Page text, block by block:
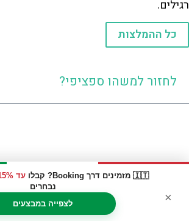
🇮🇹 מזמינים דרך Booking? קבלו עד 15% הנחה
נבחרים
לצפייה במבצעים
×
רגילים.
כל ההמלצות
לחזור למשהו ספציפי?